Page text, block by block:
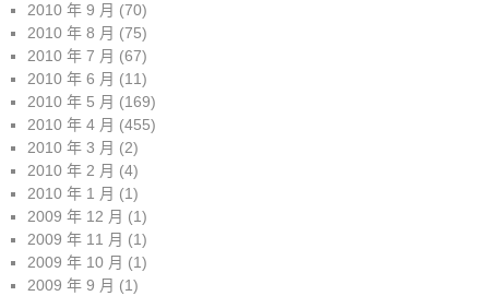
2010 年 9 月 (70)
2010 年 8 月 (75)
2010 年 7 月 (67)
2010 年 6 月 (11)
2010 年 5 月 (169)
2010 年 4 月 (455)
2010 年 3 月 (2)
2010 年 2 月 (4)
2010 年 1 月 (1)
2009 年 12 月 (1)
2009 年 11 月 (1)
2009 年 10 月 (1)
2009 年 9 月 (1)